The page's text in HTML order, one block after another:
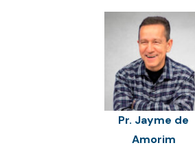
Pr. Jayme de
Amorim